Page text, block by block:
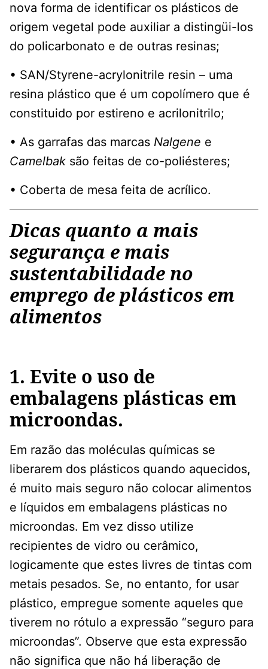
nova forma de identificar os plásticos de
origem vegetal pode auxiliar a distingüi-los
do policarbonato e de outras resinas;
• SAN/Styrene-acrylonitrile resin – uma
resina plástico que é um copolímero que é
constituido por estireno e acrilonitrilo;
• As garrafas das marcas Nalgene e
Camelbak são feitas de co-poliésteres;
• Coberta de mesa feita de acrílico.
Dicas quanto a mais
segurança e mais
sustentabilidade no
emprego de plásticos em
alimentos
1. Evite o uso de
embalagens plásticas em
microondas.
Em razão das moléculas químicas se
liberarem dos plásticos quando aquecidos,
é muito mais seguro não colocar alimentos
e líquidos em embalagens plásticas no
microondas. Em vez disso utilize
recipientes de vidro ou cerâmico,
logicamente que estes livres de tintas com
metais pesados. Se, no entanto, for usar
plástico, empregue somente aqueles que
tiverem no rótulo a expressão “seguro para
microondas”. Observe que esta expressão
não significa que não há liberação de